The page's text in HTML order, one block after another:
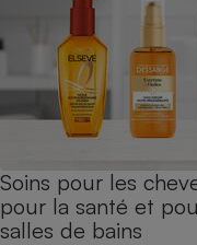
Soins pour les
pour la santé et
salles de bains